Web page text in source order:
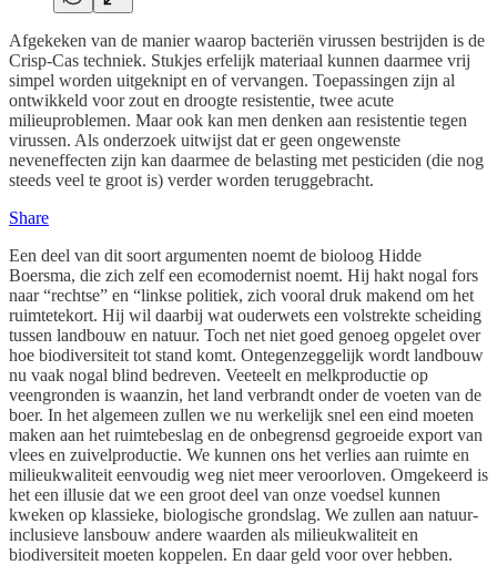
Afgekeken van de manier waarop bacteriën virussen bestrijden is de
Crisp-Cas techniek. Stukjes erfelijk materiaal kunnen daarmee vrij
simpel worden uitgeknipt en of vervangen. Toepassingen zijn al
ontwikkeld voor zout en droogte resistentie, twee acute
milieuproblemen. Maar ook kan men denken aan resistentie tegen
virussen. Als onderzoek uitwijst dat er geen ongewenste
neveneffecten zijn kan daarmee de belasting met pesticiden (die nog
steeds veel te groot is) verder worden teruggebracht.
Share
Een deel van dit soort argumenten noemt de bioloog Hidde
Boersma, die zich zelf een ecomodernist noemt. Hij hakt nogal fors
naar “rechtse” en “linkse politiek, zich vooral druk makend om het
ruimtetekort. Hij wil daarbij wat ouderwets een volstrekte scheiding
tussen landbouw en natuur. Toch net niet goed genoeg opgelet over
hoe biodiversiteit tot stand komt. Ontegenzeggelijk wordt landbouw
nu vaak nogal blind bedreven. Veeteelt en melkproductie op
veengronden is waanzin, het land verbrandt onder de voeten van de
boer. In het algemeen zullen we nu werkelijk snel een eind moeten
maken aan het ruimtebeslag en de onbegrensd gegroeide export van
vlees en zuivelproductie. We kunnen ons het verlies aan ruimte en
milieukwaliteit eenvoudig weg niet meer veroorloven. Omgekeerd is
het een illusie dat we een groot deel van onze voedsel kunnen
kweken op klassieke, biologische grondslag. We zullen aan natuur-
inclusieve lansbouw andere waarden als milieukwaliteit en
biodiversiteit moeten koppelen. En daar geld voor over hebben.